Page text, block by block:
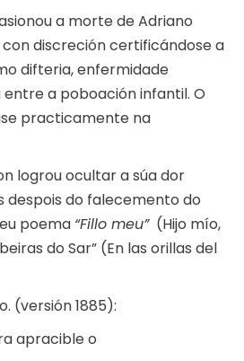
a morte de Adriano
discreción certificándose a
difteria, enfermidade
a poboación infantil. O
practicamente na
logrou ocultar a súa dor
despois do falecemento do
poema “Fillo meu”(Hijo mío,
do Sar” (En las orillas del
(versión 1885):
apracible o